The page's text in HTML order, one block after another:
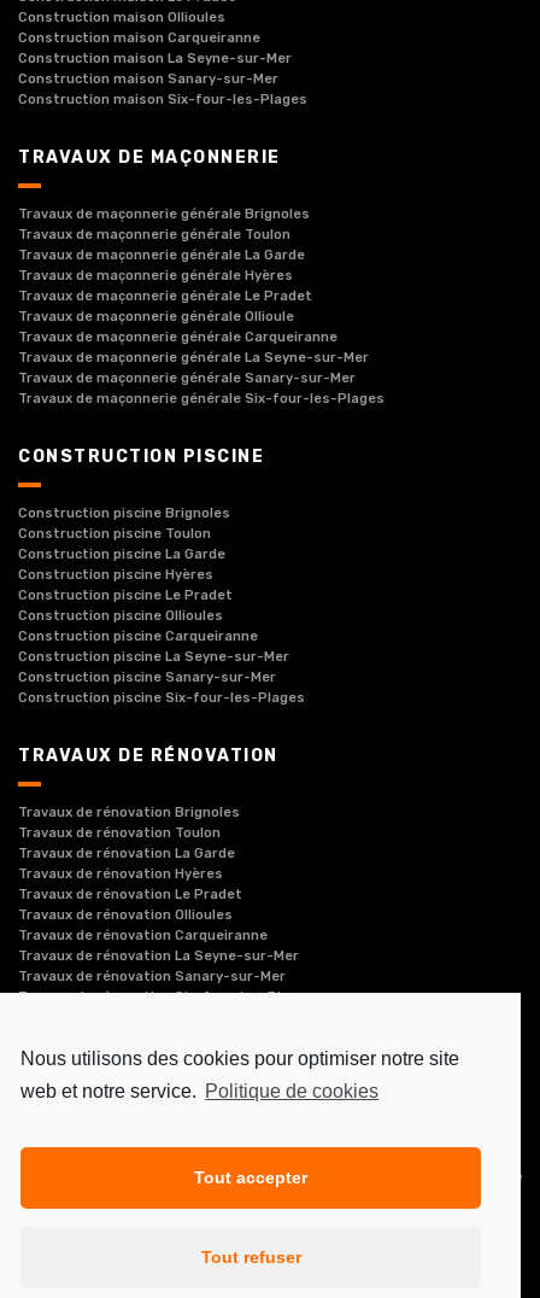
Construction maison Ollioules
Construction maison Carqueiranne
Construction maison La Seyne-sur-Mer
Construction maison Sanary-sur-Mer
Construction maison Six-four-les-Plages
TRAVAUX DE MAÇONNERIE
Travaux de maçonnerie générale Brignoles
Travaux de maçonnerie générale Toulon
Travaux de maçonnerie générale La Garde
Travaux de maçonnerie générale Hyères
Travaux de maçonnerie générale Le Pradet
Travaux de maçonnerie générale Ollioule
Travaux de maçonnerie générale Carqueiranne
Travaux de maçonnerie générale La Seyne-sur-Mer
Travaux de maçonnerie générale Sanary-sur-Mer
Travaux de maçonnerie générale Six-four-les-Plages
CONSTRUCTION PISCINE
Construction piscine Brignoles
Construction piscine Toulon
Construction piscine La Garde
Construction piscine Hyères
Construction piscine Le Pradet
Construction piscine Ollioules
Construction piscine Carqueiranne
Construction piscine La Seyne-sur-Mer
Construction piscine Sanary-sur-Mer
Construction piscine Six-four-les-Plages
TRAVAUX DE RÉNOVATION
Travaux de rénovation Brignoles
Travaux de rénovation Toulon
Travaux de rénovation La Garde
Travaux de rénovation Hyères
Travaux de rénovation Le Pradet
Travaux de rénovation Ollioules
Travaux de rénovation Carqueiranne
Travaux de rénovation La Seyne-sur-Mer
Travaux de rénovation Sanary-sur-Mer
Travaux de rénovation Six-four-les-Plages
Kalam Conseil-Societe.com-Hoodspot
SMGB, entreprise de maçonnerie générale et gros œuvre de
immeubles, piscines...) et intervient à : Toulon, La Garde,
Nous utilisons des cookies pour optimiser notre site
web et notre service. Politique de cookies
Tout accepter
Tout refuser